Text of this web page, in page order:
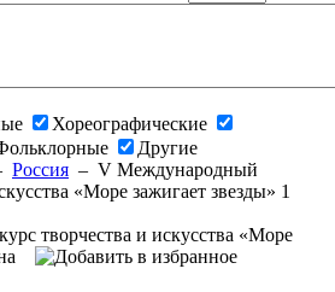
Хореографические
Другие
Россия – V Международный
«Море зажигает звезды» 1
творчества и искусства «Море